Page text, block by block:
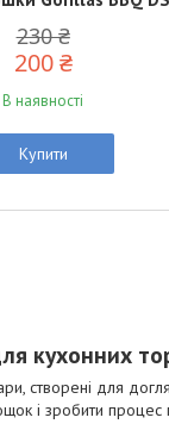
230 ₴
200 ₴
В наявності
Купити
кухонних
створені для
і зробити